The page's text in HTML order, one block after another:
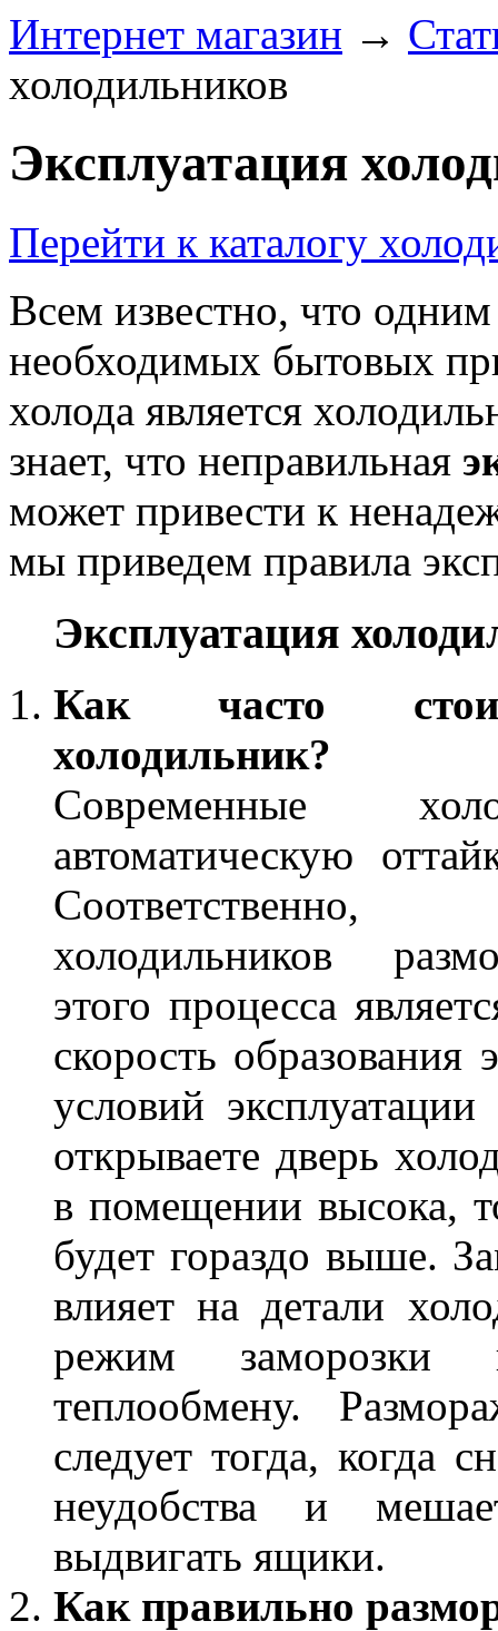
Интернет магазин →
холодильников
Эксплуатация
Перейти к каталогу
Всем известно, что
необходимых бытовых
холода является
знает, что неправильная
может привести к
мы приведем правила
Эксплуатация
Как часто
холодильник?
Cовременные
автоматическую
холодильников
этого процесса
скорость
условий
открываете дверь
в помещении высока,
будет гораздо выше.
влияет на детали
режим заморозки
теплообмену.
следует тогда, когда
неудобства и
выдвигать ящики.
Как правильно